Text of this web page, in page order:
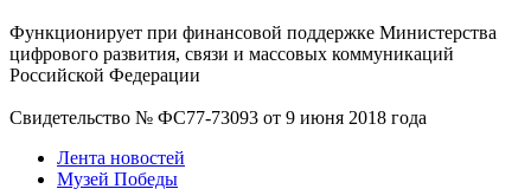
Функционирует при финансовой поддержке Министерства
цифрового развития, связи и массовых коммуникаций
Российской Федерации
Свидетельство № ФС77-73093 от 9 июня 2018 года
Лента новостей
Музей Победы